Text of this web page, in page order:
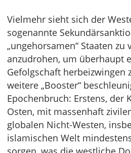
Vielmehr sieht sich der
sogenannte
„ungehorsamen“ Staaten zu
anzudrohen, um überhaupt
Gefolgschaft herbeizwingen
weitere „Booster“
Epochenbruch: Erstens, der
Osten, mit massenhaft
globalen Nicht-Westen,
islamischen Welt